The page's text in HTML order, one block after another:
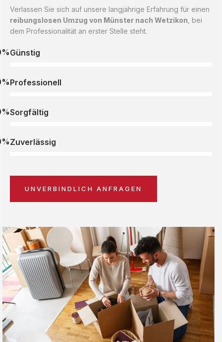
Verlassen Sie sich auf unsere langjährige Erfahrung für einen
reibungslosen Umzug von Münster nach Wetzikon , bei
dem Professionalität an erster Stelle steht.
Günstig
Professionell
Sorgfältig
Zuverlässig
UNVERBINDLICH ANFRAGEN